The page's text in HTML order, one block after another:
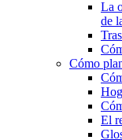
La
de
Cómo
El